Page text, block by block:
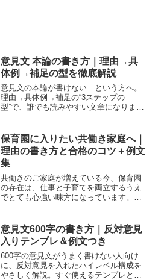
意見文 本論の書き方｜理由→具
体例→補足の型を徹底解説
意見文の本論が書けない…という方へ。
理由→具体例→補足の“3ステップの
型”で、誰でも読みやすい文章になりま
保育園に入りたい共働き家庭へ｜
理由の書き方と合格のコツ＋例文
集
共働きのご家庭が増えている今、保育園
の存在は、仕事と子育てを両立するうえ
でとても心強い味方になっています。
に申し込むときには、共働きだからとい
って自動的に入れるわけでは...
意見文600字の書き方｜反対意見
入りテンプレ＆例文つき
600字の意見文がうまく書けない人向け
に、反対意見を入れたハイレベル構成を
やさしく解説。すぐ使えるテンプレと例